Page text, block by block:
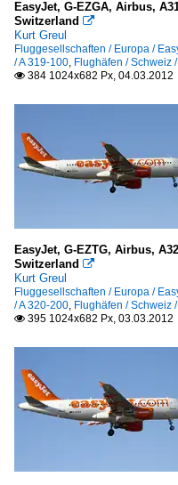
EasyJet, G-EZGA, Airbus,
Switzerland 
Kurt Greul
Fluggesellschaften / Europa /
/ A 319-100, Flughäfen / Schweiz
 384 1024x682 Px, 04.03.2012
EasyJet, G-EZTG, Airbus,
Switzerland 
Kurt Greul
Fluggesellschaften / Europa /
/ A 320-200, Flughäfen / Schweiz
 395 1024x682 Px, 03.03.2012